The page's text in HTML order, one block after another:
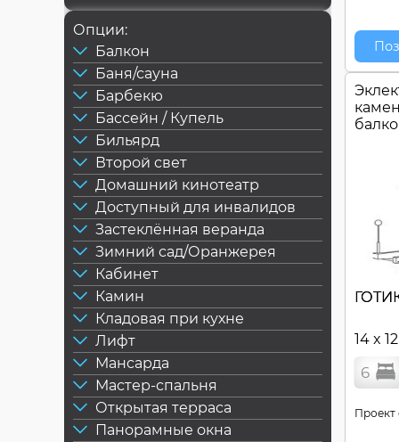
Опции:
Балкон
Баня/сауна
Барбекю
Бассейн / Купель
Бильярд
Второй свет
Домашний кинотеатр
Доступный для инвалидов
Застеклённая веранда
Зимний сад/Оранжерея
Кабинет
Камин
Кладовая при кухне
Лифт
Мансарда
Мастер-спальня
Открытая терраса
Панорамные окна
14 x
6
Проект